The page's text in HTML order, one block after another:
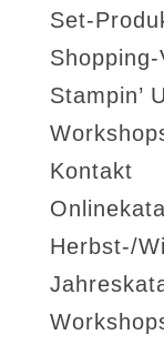
Set-
Stampin’
Kontakt
Herbst-/